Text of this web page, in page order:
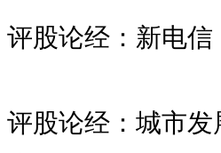
评股论经：新电信
评股论经：城市发